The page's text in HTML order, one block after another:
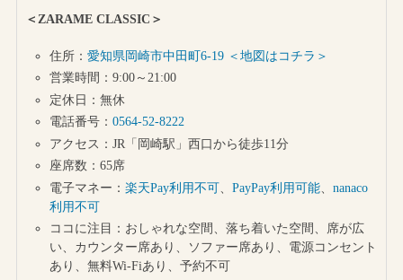
＜ZARAME CLASSIC＞
住所： 愛知県岡崎市中田町6-19 ＜地図はコチラ＞
営業時間：9:00～21:00
定休日：無休
電話番号： 0564-52-8222
アクセス：JR「岡崎駅」西口から徒歩11分
座席数：65席
電子マネー： 楽天Pay利用不可、 PayPay利用可能、 nanaco
利用不可
ココに注目：おしゃれな空間、落ち着いた空間、席が広
い、カウンター席あり、ソファー席あり、電源コンセント
あり、無料Wi-Fiあり、予約不可